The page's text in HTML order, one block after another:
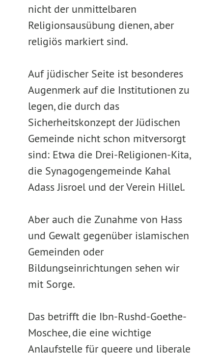
nicht der unmittelbaren
Religionsausübung dienen, aber
religiös markiert sind.
Auf jüdischer Seite ist besonderes
Augenmerk auf die Institutionen zu
legen, die durch das
Sicherheitskonzept der Jüdischen
Gemeinde nicht schon mitversorgt
sind: Etwa die Drei-Religionen-Kita,
die Synagogengemeinde Kahal
Adass Jisroel und der Verein Hillel.
Aber auch die Zunahme von Hass
und Gewalt gegenüber islamischen
Gemeinden oder
Bildungseinrichtungen sehen wir
mit Sorge.
Das betrifft die Ibn-Rushd-Goethe-
Moschee, die eine wichtige
Anlaufstelle für queere und liberale